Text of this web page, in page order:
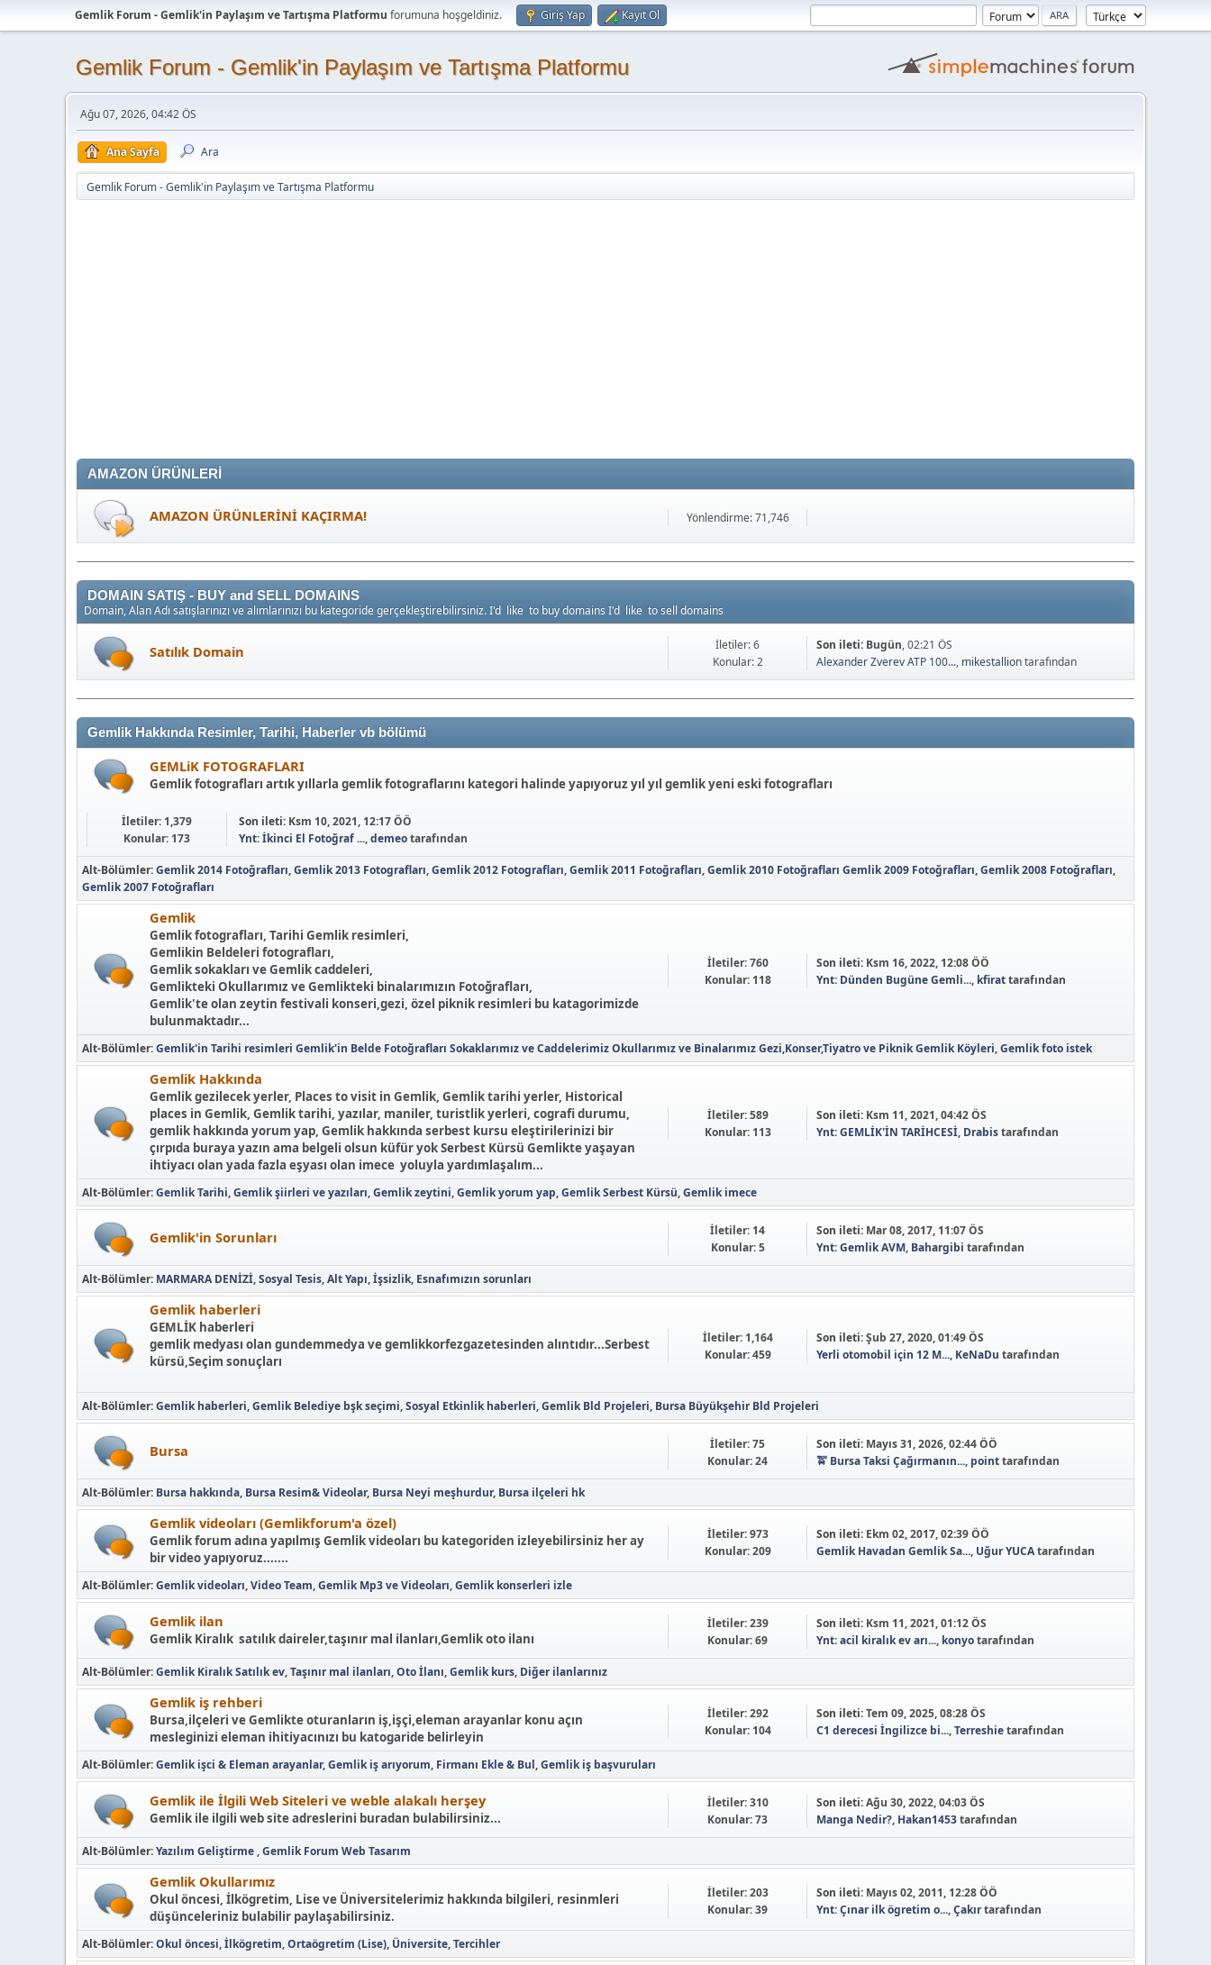
Gemlik Forum - Gemlik'in Paylaşım ve Tartışma Platformu forumuna hoşgeldiniz. Giriş Yap Kayıt Ol
Gemlik Forum - Gemlik'in Paylaşım ve Tartışma Platformu
Ağu 07, 2026, 04:42 ÖS
Ana Sayfa Ara
Gemlik Forum - Gemlik'in Paylaşım ve Tartışma Platformu
AMAZON ÜRÜNLERİ
AMAZON ÜRÜNLERİNİ KAÇIRMA! Yönlendirme: 71,746
DOMAIN SATIŞ - BUY and SELL DOMAINS
Domain, Alan Adı satışlarınızı ve alımlarınızı bu kategoride gerçekleştirebilirsiniz. I'd like to buy domains I'd like to sell domains
Satılık Domain
İletiler: 6
Konular: 2
Son ileti: Bugün, 02:21 ÖS
Alexander Zverev ATP 100..., mikestalliontarafından
Gemlik Hakkında Resimler, Tarihi, Haberler vb bölümü
GEMLiK FOTOGRAFLARI
Gemlik fotografları artık yıllarla gemlik fotograflarını kategori halinde yapıyoruz yıl yıl gemlik yeni eski fotografları
İletiler: 1,379
Konular: 173
Son ileti: Ksm 10, 2021, 12:17 ÖÖ
Ynt: İkinci El Fotoğraf ...,demeotarafından
Alt-Bölümler Gemlik 2014 Fotoğrafları Gemlik 2013 Fotografları Gemlik 2012 Fotografları Gemlik 2011 Fotoğrafları Gemlik 2010 Fotoğrafları Gemlik 2009 Fotoğrafları Gemlik 2008 Fotoğrafları
Gemlik 2007 Fotoğrafları
Gemlik
Gemlik fotografları, Tarihi Gemlik resimleri,
Gemlikin Beldeleri fotografları,
Gemlik sokakları ve Gemlik caddeleri,
Gemlikteki Okullarımız ve Gemlikteki binalarımızın Fotoğrafları,
Gemlik'te olan zeytin festivali konseri,gezi, özel piknik resimleri bu katagorimizde
bulunmaktadır...
İletiler: 760
Konular: 118
Son ileti: Ksm 16, 2022, 12:08 ÖÖ
Ynt: Dünden Bugüne Gemli..., kfirattarafından
Alt-Bölümler Gemlik'in Tarihi resimleri Gemlik'in Belde Fotoğrafları Sokaklarımız ve CaddelerimizOkullarımız ve BinalarımızGezi,Konser,Tiyatro ve PiknikGemlik Köyleri Gemlik foto istek
Gemlik Hakkında
Gemlik gezilecek yerler, Places to visit in Gemlik, Gemlik tarihi yerler, Historical
places in Gemlik, Gemlik tarihi, yazılar, maniler, turistlik yerleri, cografi durumu,
gemlik hakkında yorum yap, Gemlik hakkında serbest kursu eleştirilerinizi bir
çırpıda buraya yazın ama belgeli olsun küfür yok Serbest Kürsü Gemlikte yaşayan
ihtiyacı olan yada fazla eşyası olan imece yoluyla yardımlaşalım...
İletiler: 589
Konular: 113
Son ileti: Ksm 11, 2021, 04:42 ÖS
Ynt: GEMLİK'İN TARİHCESİ, Drabistarafından
Alt-Bölümler Gemlik Tarihi Gemlik şiirleri ve yazıları Gemlik zeytini Gemlik yorum yap Gemlik Serbest Kürsü Gemlik imece
Gemlik'in Sorunları
İletiler: 14
Konular: 5
Son ileti: Mar 08, 2017, 11:07 ÖS
Ynt: Gemlik AVM, Bahargibi tarafından
Alt-Bölümler MARMARA DENİZİ Sosyal Tesis Alt Yapı İşsizlik Esnafımızın sorunları
Gemlik haberleri
GEMLİK haberleri
gemlik medyası olan gundemmedya ve gemlikkorfezgazetesinden alıntıdır...Serbest
kürsü,Seçim sonuçları
İletiler: 1,164
Konular: 459
Son ileti:Şub 27, 2020, 01:49 ÖS
Yerli otomobil için 12 M..., KeNaDu tarafından
Alt-Bölümler Gemlik haberleri Gemlik Belediye bşk seçimi Sosyal Etkinlik haberleri Gemlik Bld Projeleri Bursa Büyükşehir Bld Projeleri
Bursa
İletiler: 75
Konular: 24
Son ileti: Mayıs 31, 2026, 02:44 ÖÖ
🚖 Bursa Taksi Çağırmanın..., pointtarafından
Alt-Bölümler Bursa hakkında Bursa Resim& Videolar Bursa Neyi meşhurdur Bursa ilçeleri hk
Gemlik videoları (Gemlikforum'a özel)
Gemlik forum adına yapılmış Gemlik videoları bu kategoriden izleyebilirsiniz her ay
bir video yapıyoruz.......
İletiler: 973
Konular: 209
Son ileti: Ekm 02, 2017, 02:39 ÖÖ
Gemlik Havadan Gemlik Sa..., Uğur YUCAtarafından
Alt-Bölümler Gemlik videoları Video Team Gemlik Mp3 ve Videoları Gemlik konserleri izle
Gemlik ilan
Gemlik Kiralık satılık daireler,taşınır mal ilanları,Gemlik oto ilanı
İletiler: 239
Konular: 69
Son ileti: Ksm 11, 2021, 01:12 ÖS
Ynt: acil kiralık ev arı..., konyotarafından
Alt-Bölümler Gemlik Kiralık Satılık ev Taşınır mal ilanları Oto İlanı Gemlik kurs Diğer ilanlarınız
Gemlik iş rehberi
Bursa,ilçeleri ve Gemlikte oturanların iş,işçi,eleman arayanlar konu açın
mesleginizi eleman ihitiyacınızı bu katogaride belirleyin
İletiler: 292
Konular: 104
Son ileti:Tem 09, 2025, 08:28 ÖS
C1 derecesi İngilizce bi...,Terreshietarafından
Alt-Bölümler Gemlik işci & Eleman arayanlar Gemlik iş arıyorum Firmanı Ekle & Bul Gemlik iş başvuruları
Gemlik ile İlgili Web Siteleri ve weble alakalı herşey
Gemlik ile ilgili web site adreslerini buradan bulabilirsiniz...
İletiler: 310
Konular: 73
Son ileti:Ağu 30, 2022, 04:03 ÖS
Manga Nedir?, Hakan1453tarafından
Alt-Bölümler Yazılım Geliştirme Gemlik Forum Web Tasarım
Gemlik Okullarımız
Okul öncesi, İlkögretim, Lise ve Üniversitelerimiz hakkında bilgileri, resinmleri
düşünceleriniz bulabilir paylaşabilirsiniz.
İletiler: 203
Konular: 39
Son ileti: Mayıs 02, 2011, 12:28 ÖÖ
Ynt: Çınar ilk ögretim o...,Çakırtarafından
Alt-Bölümler Okul öncesi İlkögretim Ortaögretim (Lise) Üniversite Tercihler